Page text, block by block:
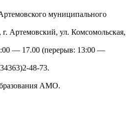
муниципального
Артемовский, ул. Комсомольская,
— 17.00 (перерыв: 13:00 —
48-73.
АМО.